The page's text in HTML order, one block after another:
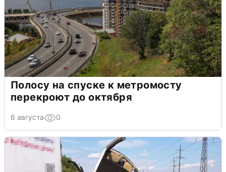
Полосу на спуске к метромосту
перекроют до октября
6 августа 0